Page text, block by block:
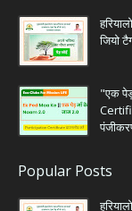
जियो
"एक
Popular Posts